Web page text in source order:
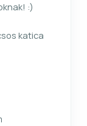
:)
katica